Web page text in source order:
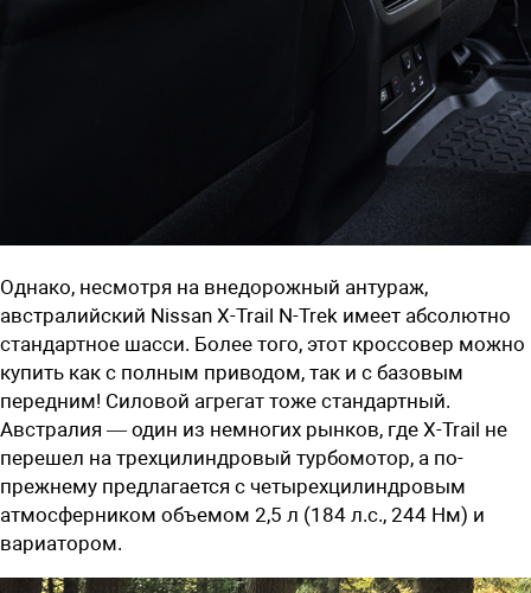
Однако, несмотря на внедорожный антураж,
австралийский Nissan X-Trail N-Trek имеет абсолютно
стандартное шасси. Более того, этот кроссовер можно
купить как с полным приводом, так и с базовым
передним! Силовой агрегат тоже стандартный.
Австралия — один из немногих рынков, где X-Trail не
перешел на трехцилиндровый турбомотор, а по-
прежнему предлагается с четырехцилиндровым
атмосферником объемом 2,5 л (184 л.с., 244 Нм) и
вариатором.